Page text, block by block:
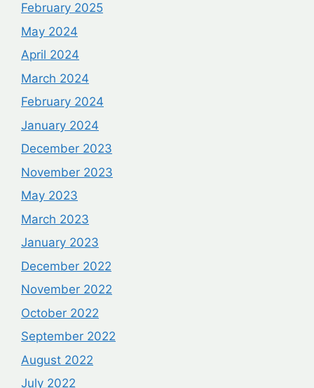
February 2025
May 2024
April 2024
March 2024
February 2024
January 2024
December 2023
November 2023
May 2023
March 2023
January 2023
December 2022
November 2022
October 2022
September 2022
August 2022
July 2022